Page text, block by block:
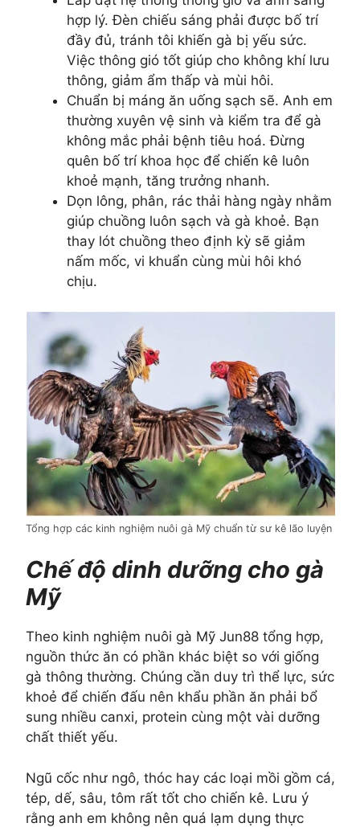
hợp lý. Đèn chiếu sáng phải được bố trí
đầy đủ, tránh tôi khiến gà bị yếu sức.
Việc thông gió tốt giúp cho không khí lưu
thông, giảm ẩm thấp và mùi hôi.
Chuẩn bị máng ăn uống sạch sẽ. Anh em
thường xuyên vệ sinh và kiểm tra để gà
không mắc phải bệnh tiêu hoá. Đừng
quên bố trí khoa học để chiến kê luôn
khoẻ mạnh, tăng trưởng nhanh.
Dọn lông, phân, rác thải hàng ngày nhằm
giúp chuồng luôn sạch và gà khoẻ. Bạn
thay lót chuồng theo định kỳ sẽ giảm
nấm mốc, vi khuẩn cùng mùi hôi khó
chịu.
Tổng hợp các kinh nghiệm nuôi gà Mỹ chuẩn từ sư kê lão luyện
Chế độ dinh dưỡng cho gà
Mỹ
Theo kinh nghiệm nuôi gà Mỹ Jun88 tổng hợp,
nguồn thức ăn có phần khác biệt so với giống
gà thông thường. Chúng cần duy trì thể lực, sức
khoẻ để chiến đấu nên khẩu phần ăn phải bổ
sung nhiều canxi, protein cùng một vài dưỡng
chất thiết yếu.
Ngũ cốc như ngô, thóc hay các loại mồi gồm cá,
tép, dế, sâu, tôm rất tốt cho chiến kê. Lưu ý
rằng anh em không nên quá lạm dụng thực